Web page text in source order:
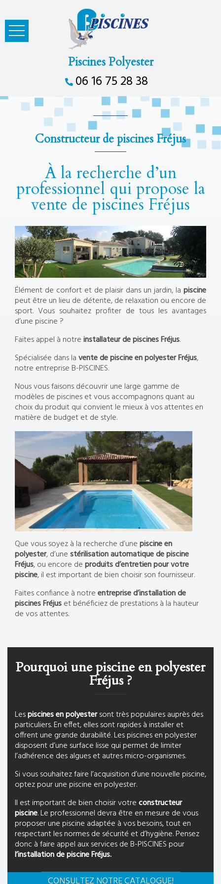
Piscines Polyester
06 16 75 28 38
Constructeur de piscines Fréjus
À la recherche d’un
professionnel qui propose la
vente de piscines Fréjus
Élément de confort et de plaisir dans un jardin, la piscine
peut être un lieu de détente, de relaxation ou encore de
sport. Vous souhaitez profiter de tous les avantages
d’une piscine ?
Faites appel à notreinstallateur de piscines Fréjus.
Spécialisée dans lavente de piscine en polyester Fréjus,
notre entreprise B-PISCINES.
Nous vous faisons découvrir une large gamme de
modèles de piscines et vous accompagnons quant au
choix du produit qui convient le mieux à vos attentes en
matière de budget et de style.
Que vous soyez à la recherche d’unepiscine en
polyester, d’unestérilisation automatique de piscine
Fréjus, ou encore deproduits d’entretien pour votre
piscine, il est important de bien choisir son fournisseur.
Faites confiance à notreentreprise d’installation de
piscines Fréjuset bénéficiez de prestations à la hauteur
de vos attentes.
Pourquoi une piscine en polyester
Fréjus ?
Lespiscines en polyestersont très populaires auprès des
particuliers. En effet, elles sont rapides à installer et
offrent une grande durabilité. Les piscines en polyester
disposent d’une surface lisse qui permet de limiter
l’adhérence des algues et autres micro-organismes.
Si vous souhaitez faire l’acquisition d’une nouvelle piscine,
optez pour une piscine en polyester.
Il est important de bien choisir votreconstructeur
piscine. Le professionnel devra être en mesure de vous
proposer une piscine adaptée à vos besoins, tout en
respectant les normes de sécurité et d’hygiène. Pensez
donc à faire appel aux services de B-PISCINES pour
l’installation de piscine Fréjus.